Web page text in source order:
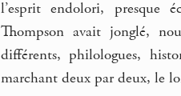
l’esprit endolori, presque
Thompson avait jonglé,
différents, philologues,
marchant deux par deux, le